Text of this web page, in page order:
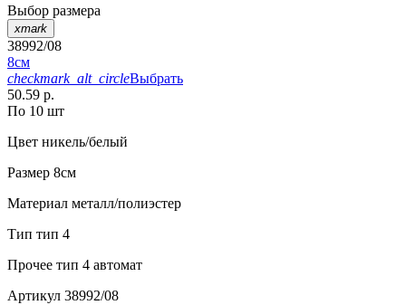
Выбор размера
xmark
38992/08
8см
checkmark_alt_circleВыбрать
50.59 р.
По 10 шт
Цвет никель/белый
Размер 8см
Материал металл/полиэстер
Тип тип 4
Прочее тип 4 автомат
Артикул 38992/08